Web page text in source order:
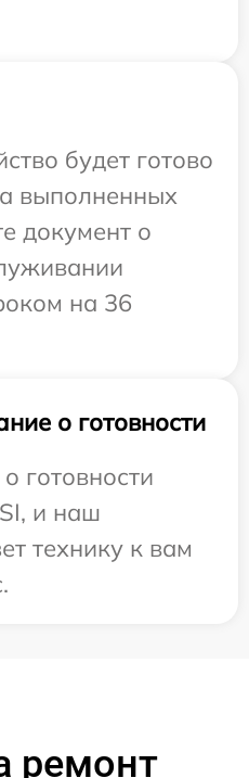
будет готово
выполненных
документ о
на 36
о готовности
готовности
и наш
технику к вам
ремонт